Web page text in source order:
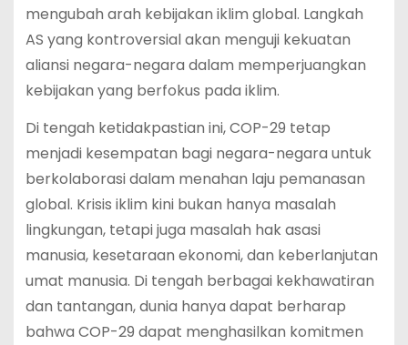
mengubah arah kebijakan iklim global. Langkah
AS yang kontroversial akan menguji kekuatan
aliansi negara-negara dalam memperjuangkan
kebijakan yang berfokus pada iklim.
Di tengah ketidakpastian ini, COP-29 tetap
menjadi kesempatan bagi negara-negara untuk
berkolaborasi dalam menahan laju pemanasan
global. Krisis iklim kini bukan hanya masalah
lingkungan, tetapi juga masalah hak asasi
manusia, kesetaraan ekonomi, dan keberlanjutan
umat manusia. Di tengah berbagai kekhawatiran
dan tantangan, dunia hanya dapat berharap
bahwa COP-29 dapat menghasilkan komitmen